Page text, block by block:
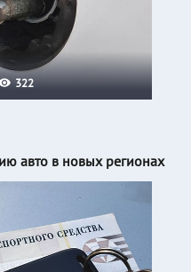
322
авто в новых регионах